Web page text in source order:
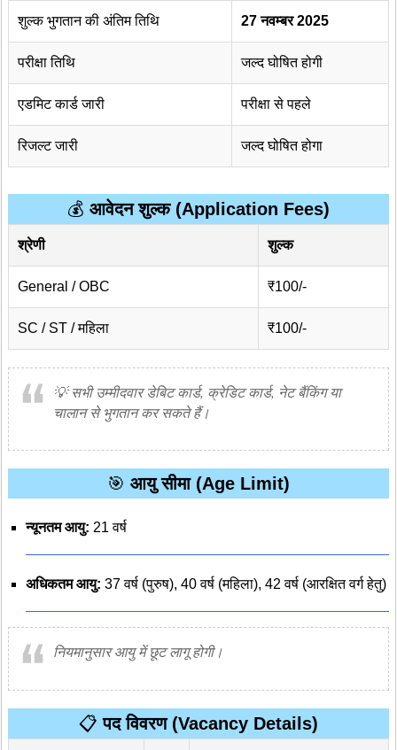
शुल्क भुगतान की अंतिम तिथि 27 नवम्बर 2025
परीक्षा तिथि जल्द घोषित होगी
एडमिट कार्ड जारी परीक्षा से पहले
रिजल्ट जारी जल्द घोषित होगा
💰 आवेदन शुल्क (Application Fees)
श्रेणी शुल्क
General / OBC ₹100/-
SC / ST / महिला ₹100/-
💡सभी उम्मीदवार डेबिट कार्ड, क्रेडिट कार्ड, नेट बैंकिंग या
चालान से भुगतान कर सकते हैं।
🎯 आयु सीमा (Age Limit)
न्यूनतम आयु: 21 वर्ष
अधिकतम आयु: 37 वर्ष (पुरुष), 40 वर्ष (महिला), 42 वर्ष (आरक्षित वर्ग हेतु)
नियमानुसार आयु में छूट लागू होगी।
📋पद विवरण (Vacancy Details)